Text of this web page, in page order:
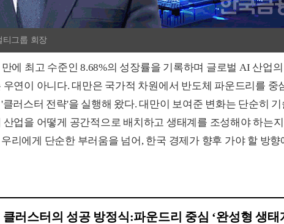
티그룹 회장
에 최고 수준인 8.68%의 성장률을 기록하며 글로벌 AI 산업
우연이 아니다. 대만은 국가적 차원에서 반도체 파운드리를 중
러스터 전략'을 실행해 왔다. 대만이 보여준 변화는 단순히
산업을 어떻게 공간적으로 배치하고 생태계를 조성해야 하는
리에게 단순한 부러움을 넘어, 한국 경제가 향후 가야 할 방향
러스터의 성공 방정식:파운드리 중심 ‘완성형 생태